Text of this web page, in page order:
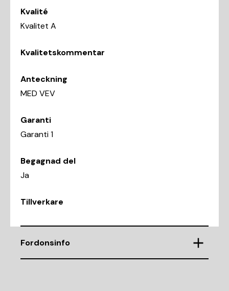
Kvalité
Kvalitet A
Kvalitetskommentar
Anteckning
MED VEV
Garanti
Garanti 1
Begagnad del
Ja
Tillverkare
Fordonsinfo